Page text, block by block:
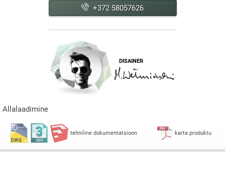
+372 58057626
DISAINER
Allalaadimine
tehniline dokumentatsioon karta produktu